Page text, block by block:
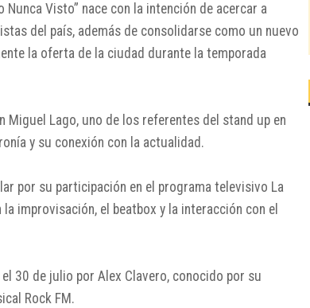
Visto” nace con la intención de acercar a
del país, además de consolidarse como un nuevo
la oferta de la ciudad durante la temporada
Miguel Lago, uno de los referentes del stand up en
y su conexión con la actualidad.
por su participación en el programa televisivo La
improvisación, el beatbox y la interacción con el
30 de julio por Alex Clavero, conocido por su
Rock FM.